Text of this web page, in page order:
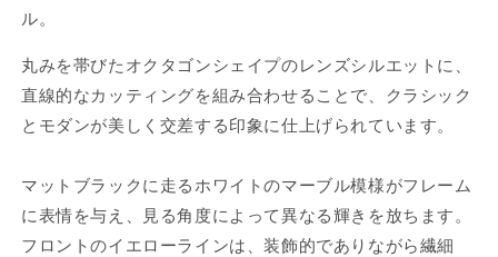
ル。
丸みを帯びたオクタゴンシェイプのレンズシルエットに、
直線的なカッティングを組み合わせることで、クラシック
とモダンが美しく交差する印象に仕上げられています。
マットブラックに走るホワイトのマーブル模様がフレーム
に表情を与え、見る角度によって異なる輝きを放ちます。
フロントのイエローラインは、装飾的でありながら繊細